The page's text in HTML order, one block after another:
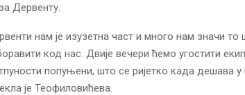
Дервенту.
нам је изузетна част и много нам значи то
код нас. Двије вечери ћемо угостити
попуњени, што се ријетко када дешава
је Теофиловићева.